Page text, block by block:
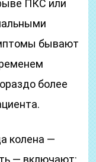
ПКС или
бывают
более
колена —
— включают: